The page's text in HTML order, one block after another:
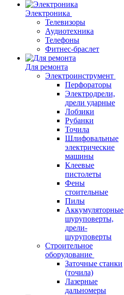
Электроника
Телевизоры
Аудиотехника
Телефоны
Фитнес-браслет
Для ремонта
Электроинструмент
Перфораторы
Электродрели,
дрели ударные
Лобзики
Рубанки
Точила
Шлифовальные
электрические
машины
Клеевые
пистолеты
Фены
стоительные
Пилы
Аккумуляторные
шуруповерты,
дрели-
шуруповерты
Строительное
оборудование
Заточные станки
(точила)
Лазерные
дальномеры